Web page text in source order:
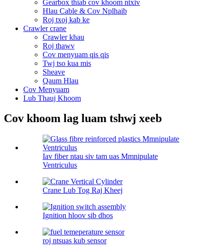
Gearbox thiab cov khoom ntxiv
Hlau Cable & Cov Nplhaib
Roj txoj kab ke
Crawler crane
Crawler khau
Roj thawv
Cov menyuam qis qis
Twj tso kua mis
Sheave
Qaum Hlau
Cov Menyuam
Lub Thauj Khoom
Cov khoom lag luam tshwj xeeb
Iav fiber ntau siv tam uas Mmnipulate
Ventriculus
Crane Lub Tog Raj Kheej
Ignition hloov sib dhos
roj ntsuas kub sensor